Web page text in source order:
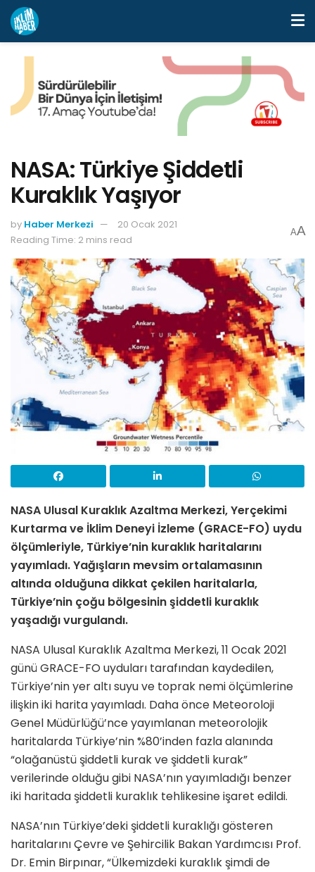
NASA: Türkiye Şiddetli
Kuraklık Yaşıyor
by Haber Merkezi
20 Ocak 2021
Reading Time: 2 mins read
AA
NASA Ulusal Kuraklık Azaltma Merkezi, Yerçekimi
Kurtarma ve İklim Deneyi İzleme (GRACE-FO) uydu
ölçümleriyle, Türkiye’nin kuraklık haritalarını
yayımladı. Yağışların mevsim ortalamasının
altında olduğuna dikkat çekilen haritalarla,
Türkiye’nin çoğu bölgesinin şiddetli kuraklık
yaşadığı vurgulandı.
NASA Ulusal Kuraklık Azaltma Merkezi, 11 Ocak 2021
günü GRACE-FO uyduları tarafından kaydedilen,
Türkiye’nin yer altı suyu ve toprak nemi ölçümlerine
ilişkin iki harita yayımladı. Daha önce Meteoroloji
Genel Müdürlüğü’nce yayımlanan meteorolojik
haritalarda Türkiye’nin %80’inden fazla alanında
“olağanüstü şiddetli kurak ve şiddetli kurak”
verilerinde olduğu gibi NASA’nın yayımladığı benzer
iki haritada şiddetli kuraklık tehlikesine işaret edildi.
NASA’nın Türkiye’deki şiddetli kuraklığı gösteren
haritalarını Çevre ve Şehircilik Bakan Yardımcısı Prof.
Dr. Emin Birpınar, “Ülkemizdeki kuraklık şimdi de